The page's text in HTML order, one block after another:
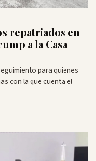
repatriados en
a la Casa
para quienes
con la que cuenta el